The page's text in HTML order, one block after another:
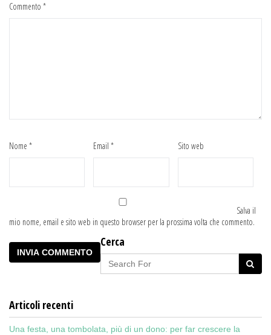
Commento *
Nome * Email* Sito web
Salva il
mio nome, email e sito web in questo browser per la prossima volta che commento.
Cerca
Articoli recenti
Una festa, una tombolata, più di un dono: per far crescere la